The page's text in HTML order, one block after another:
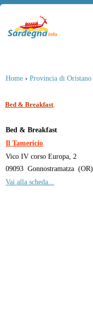
Home › Provincia di Oristano
Bed & Breakfast
Bed & Breakfast
Il Tamericio
Vico IV corso Europa, 2
09093 Gonnostramatza (OR)
Vai alla scheda...